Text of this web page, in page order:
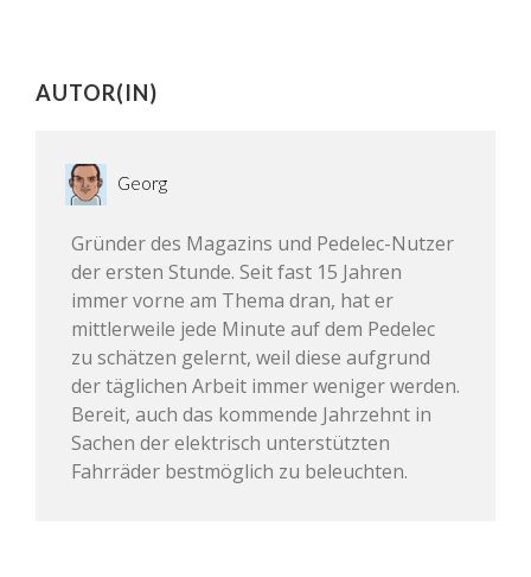
AUTOR(IN)
Georg
Gründer des Magazins und Pedelec-Nutzer
der ersten Stunde. Seit fast 15 Jahren
immer vorne am Thema dran, hat er
mittlerweile jede Minute auf dem Pedelec
zu schätzen gelernt, weil diese aufgrund
der täglichen Arbeit immer weniger werden.
Bereit, auch das kommende Jahrzehnt in
Sachen der elektrisch unterstützten
Fahrräder bestmöglich zu beleuchten.